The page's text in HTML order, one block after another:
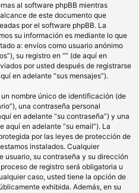
al software phpBB mientras
de este documento que
por el software phpBB. La
su información es mediante lo que
a: envíos como usuario anónimo
su registro en “” (de aquí en
por usted después de registrarse
en adelante “sus mensajes”).
nombre único de identificación (de
una contraseña personal
en adelante “su contraseña”) y una
en adelante “su email”). La
por las leyes de protección de
instalados. Cualquier
usuario, su contraseña y su dirección
de registro será obligatoria u
caso, usted tiene la opción de
exhibida. Además, en su